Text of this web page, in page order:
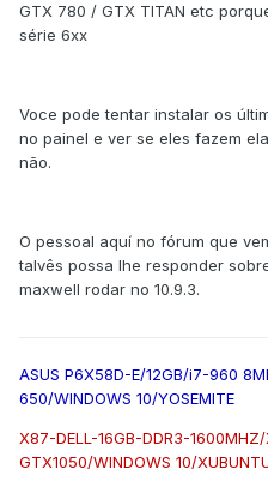
GTX 780 / GTX TITAN etc
série 6xx
Voce pode tentar instalar os
no painel e ver se eles fazem
não.
O pessoal aquí no fórum que
talvês possa lhe responder
maxwell rodar no 10.9.3.
ASUS P6X58D-E/12GB/i7-960
650/WINDOWS 10/YOSEMITE
X87-DELL-16GB-DDR3-
GTX1050/WINDOWS 10/